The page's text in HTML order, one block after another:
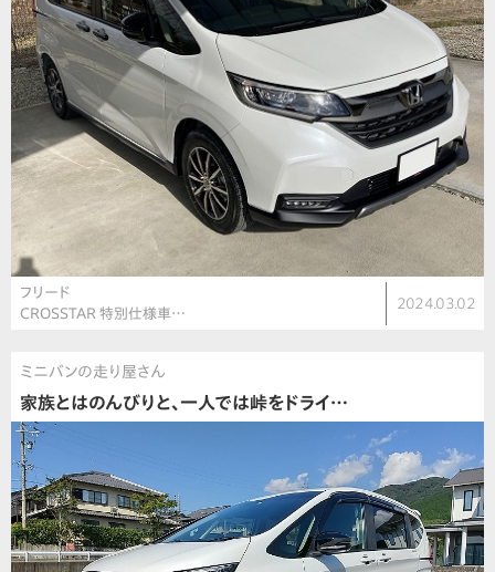
フリード
CROSSTAR 特別仕様車…
2024.03.02
ミニバンの走り屋さん
家族とはのんびりと、一人では峠をドライ…